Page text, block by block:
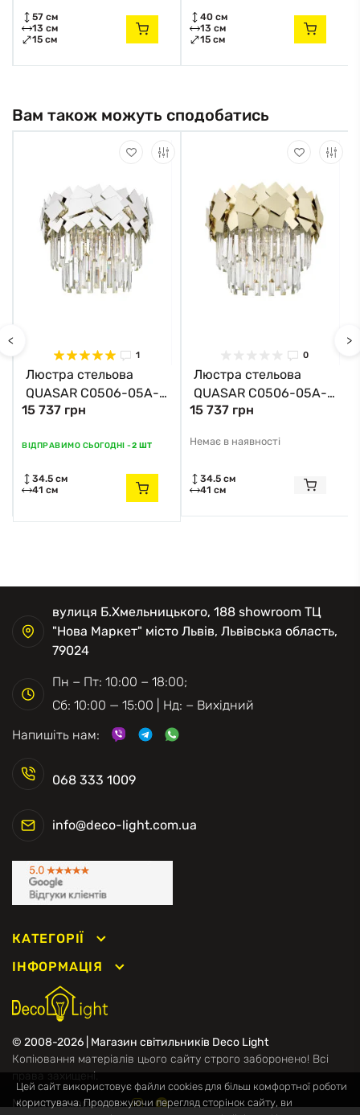
57 см
13 см
15 см
40 см
13 см
15 см
Вам також можуть сподобатись
<
1
Люстра стельова
QUASAR C0506-05A-
B5AC Zuma Line хром
15 737 грн
ВІДПРАВИМО СЬОГОДНІ -2 ШТ
34.5 см
41 см
0
Люстра стельова
QUASAR C0506-05A-
B5E3 Zuma Line
15 737 грн
Немає в наявності
34.5 см
41 см
>
© 2008-2026 | Магазин світильників Deco Light
Копіювання матеріалів цього сайту строго заборонено! Всі
права захищені.
Ми в соцмережах
КАТЕГОРІЇ
ІНФОРМАЦІЯ
068 333 1009
info@deco-light.com.ua
вулиця Б.Хмельницького, 188 showroom ТЦ
"Нова Маркет" місто Львів, Львівська область,
79024
Пн − Пт: 10:00 − 18:00;
Сб: 10:00 — 15:00 | Нд: − Вихідний
Напишіть нам:
Цей сайт використовує файли cookies для більш комфортної роботи
користувача. Продовжуючи перегляд сторінок сайту, ви